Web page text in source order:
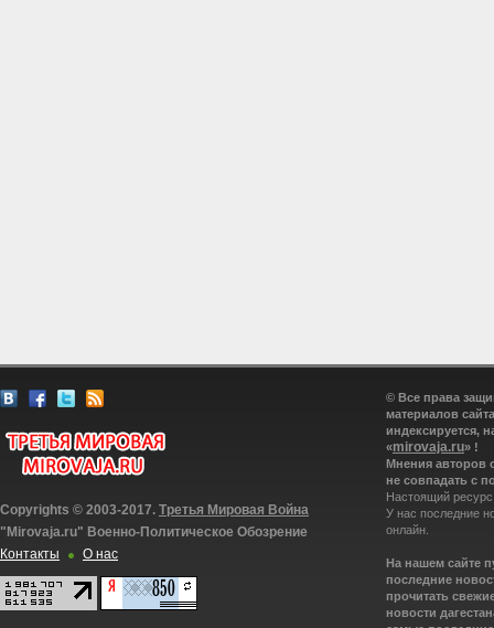
Copyrights © 2003-2017. Третья Мировая Война
"Mirovaja.ru" Военно-Политическое Обозрение
Контакты
О нас
© Все права
материалов
индексируется,
«mirovaja.ru» !
Мнения авторов
не совпадать с
Настоящий
У нас последние
онлайн.
На нашем сайте
последние
прочитать
новости